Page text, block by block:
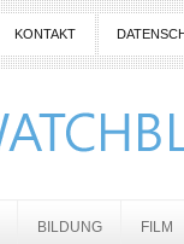
KONTAKT
BILDUNG FILM